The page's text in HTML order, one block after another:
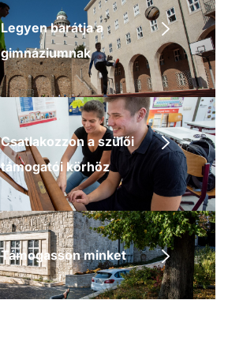
Legyen barátja a
gimnáziumnak
Csatlakozzon a szülői
támogatói körhöz
Támogasson minket